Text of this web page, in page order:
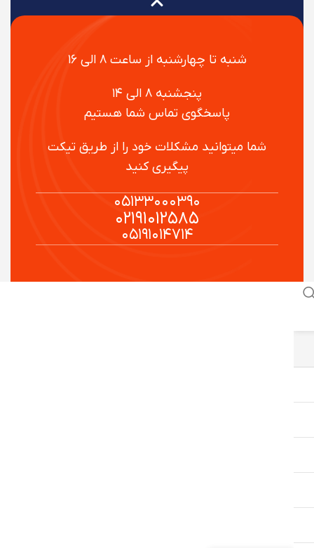
شنبه تا چهارشنبه از ساعت ۸ الی ۱۶
پنجشنبه ۸ الی ۱۴
پاسخگوی تماس شما هستیم
شما میتوانید مشکلات خود را از طریق تیکت
پیگیری کنید
۰۵۱۳۳۰۰۰۳۹۰
۰۲۱۹۱۰۱۲۵۸۵
۰۵۱۹۱۰۱۴۷۱۴